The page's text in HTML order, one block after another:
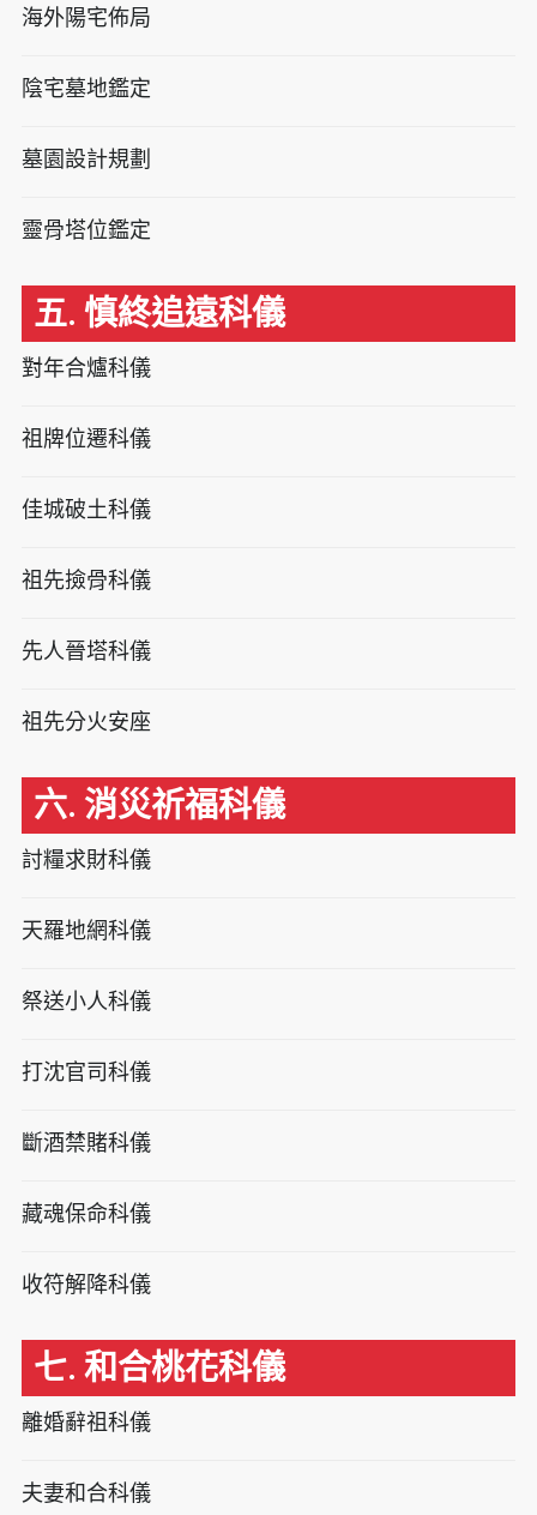
海外陽宅佈局
陰宅墓地鑑定
墓園設計規劃
靈骨塔位鑑定
五. 慎終追遠科儀
對年合爐科儀
祖牌位遷科儀
佳城破土科儀
祖先撿骨科儀
先人晉塔科儀
祖先分火安座
六. 消災祈福科儀
討糧求財科儀
天羅地網科儀
祭送小人科儀
打沈官司科儀
斷酒禁賭科儀
藏魂保命科儀
收符解降科儀
七. 和合桃花科儀
離婚辭祖科儀
夫妻和合科儀